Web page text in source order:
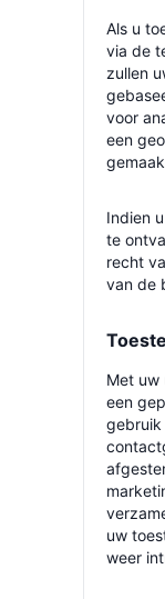
Als u
via de
zullen
voor
een
Indien
te
recht
van de
Met uw
een
gebruik
uw
weer